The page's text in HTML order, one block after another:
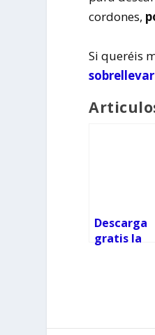
cordones,
Si queréis
Descarga
gratis la